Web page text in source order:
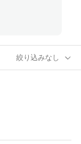
絞り込みなし